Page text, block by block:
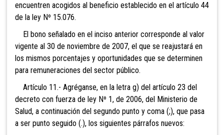
encuentren acogidos al beneficio establecido en el artículo 44
de la ley Nº 15.076.
El bono señalado en el inciso anterior corresponde al valor
vigente al 30 de noviembre de 2007, el que se reajustará en
los mismos porcentajes y oportunidades que se determinen
para remuneraciones del sector público.
Artículo 11.- Agréganse, en la letra g) del artículo 23 del
decreto con fuerza de ley Nº 1, de 2006, del Ministerio de
Salud, a continuación del segundo punto y coma (;), que pasa
a ser punto seguido (.), los siguientes párrafos nuevos: